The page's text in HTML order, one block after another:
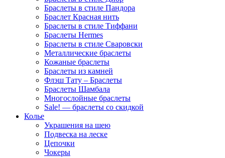
Браслеты в стиле Пандора
Браслет Красная нить
Браслеты в стиле Тиффани
Браслеты Hermes
Браслеты в стиле Сваровски
Металлические браслеты
Кожаные браслеты
Браслеты из камней
Флэш Тату – Браслеты
Браслеты Шамбала
Многослойные браслеты
Sale! — браслеты со скидкой
Колье
Украшения на шею
Подвеска на леске
Цепочки
Чокеры